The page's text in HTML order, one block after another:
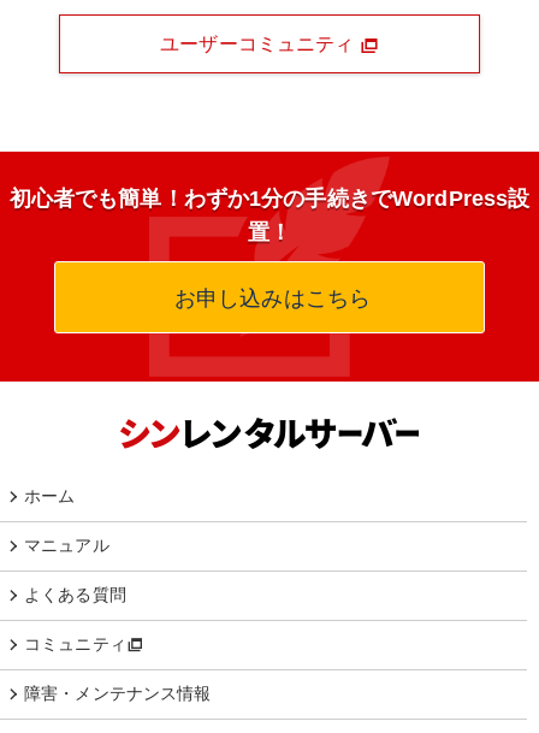
ユーザーコミュニティ
初心者でも簡単！わずか1分の手続きでWordPress設
置！
お申し込みはこちら
ホーム
マニュアル
よくある質問
コミュニティ
障害・メンテナンス情報